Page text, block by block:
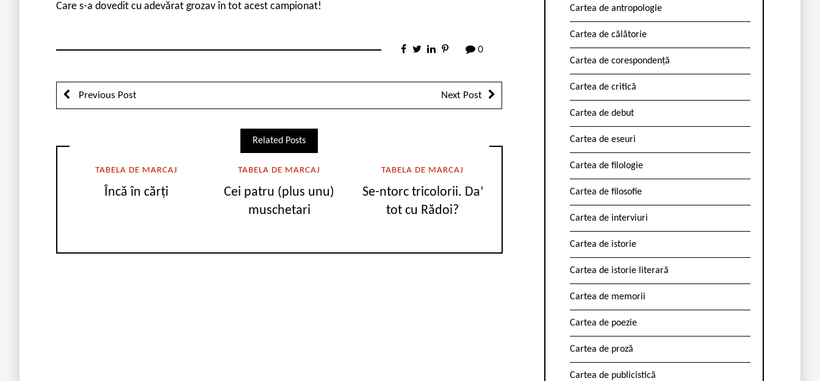
Care s-a dovedit cu adevărat grozav în tot acest campionat!
0
Previous Post Next Post
Related Posts
TABELA DE MARCAJ
Încă în cărți
TABELA DE MARCAJ
Cei patru (plus unu)
muschetari
TABELA DE MARCAJ
Se-ntorc tricolorii. Da‘
tot cu Rădoi?
Cartea de antropologie
Cartea de călătorie
Cartea de corespondență
Cartea de critică
Cartea de debut
Cartea de eseuri
Cartea de filologie
Cartea de filosofie
Cartea de interviuri
Cartea de istorie
Cartea de istorie literară
Cartea de memorii
Cartea de poezie
Cartea de proză
Cartea de publicistică